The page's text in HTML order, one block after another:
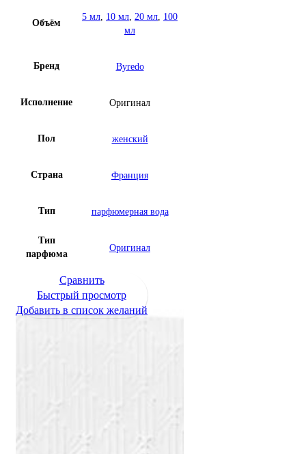
масляной
Blanche
Объём
5 мл 10 мл 20 мл 100
мл
Бренд Byredo
Исполнение Оригинал
Пол женский
Страна Франция
Тип парфюмерная вода
Тип
парфюма
Оригинал
Сравнить
Быстрый просмотр
Добавить в список желаний